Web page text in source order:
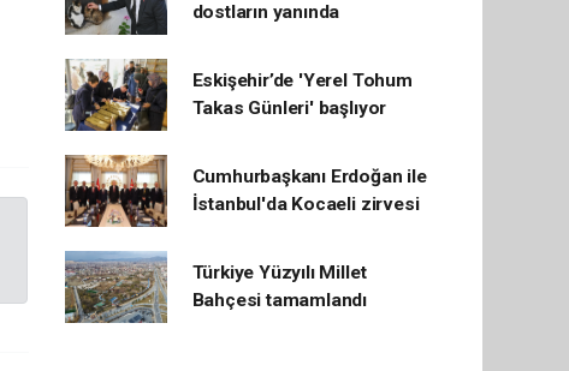
dostların yanında
Eskişehir’de 'Yerel Tohum
Takas Günleri' başlıyor
Cumhurbaşkanı Erdoğan ile
İstanbul'da Kocaeli zirvesi
Türkiye Yüzyılı Millet
Bahçesi tamamlandı